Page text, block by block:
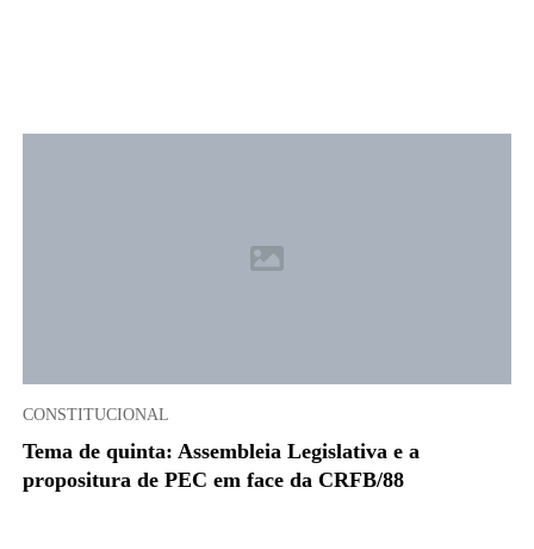
CONSTITUCIONAL
Tema de quinta: Assembleia Legislativa e a
propositura de PEC em face da CRFB/88